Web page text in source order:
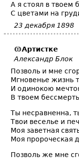
А я стоял в твоем
С цветами на
23 декабря 1898
Артистке
Александр Блок
Позволь и мне
Мгновенье жизнь
И одинокою
В твоем
Ты несравненна,
Твои веселье и
Моя заветная
Моя пророческая
Позволь же мне